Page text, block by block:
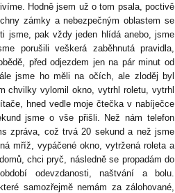
Hodně jsem už o tom psala, poctivě
zámky a nebezpečným oblastem se
jsme, pak vždy jeden hlídá anebo, jsme
porušili veškerá zaběhnutá pravidla,
před odjezdem jen na pár minut od
jsme ho měli na očích, ale zloděj byl
chvilky vylomil okno, vytrhl roletu, vytrhl
hned vedle moje čtečka v nabíječce
jsme o vše přišli. Než nám telefon
zpráva, což trvá 20 sekund a než jsme
mříž, vypáčené okno, vytržená roleta a
chci pryč, následně se propadám do
odevzdanosti, naštvání a bolu.
samozřejmě nemám za zálohované,